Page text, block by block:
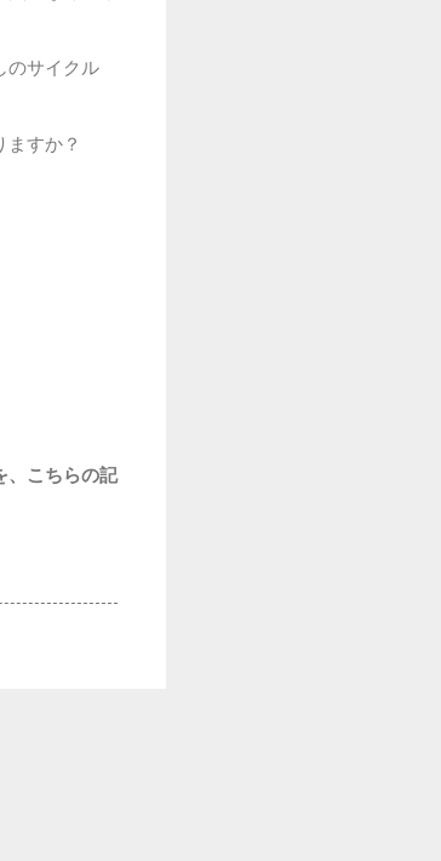
のサイクル
すか？
、こちらの記